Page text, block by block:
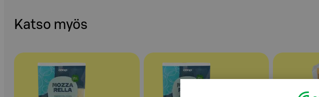
Katso myös